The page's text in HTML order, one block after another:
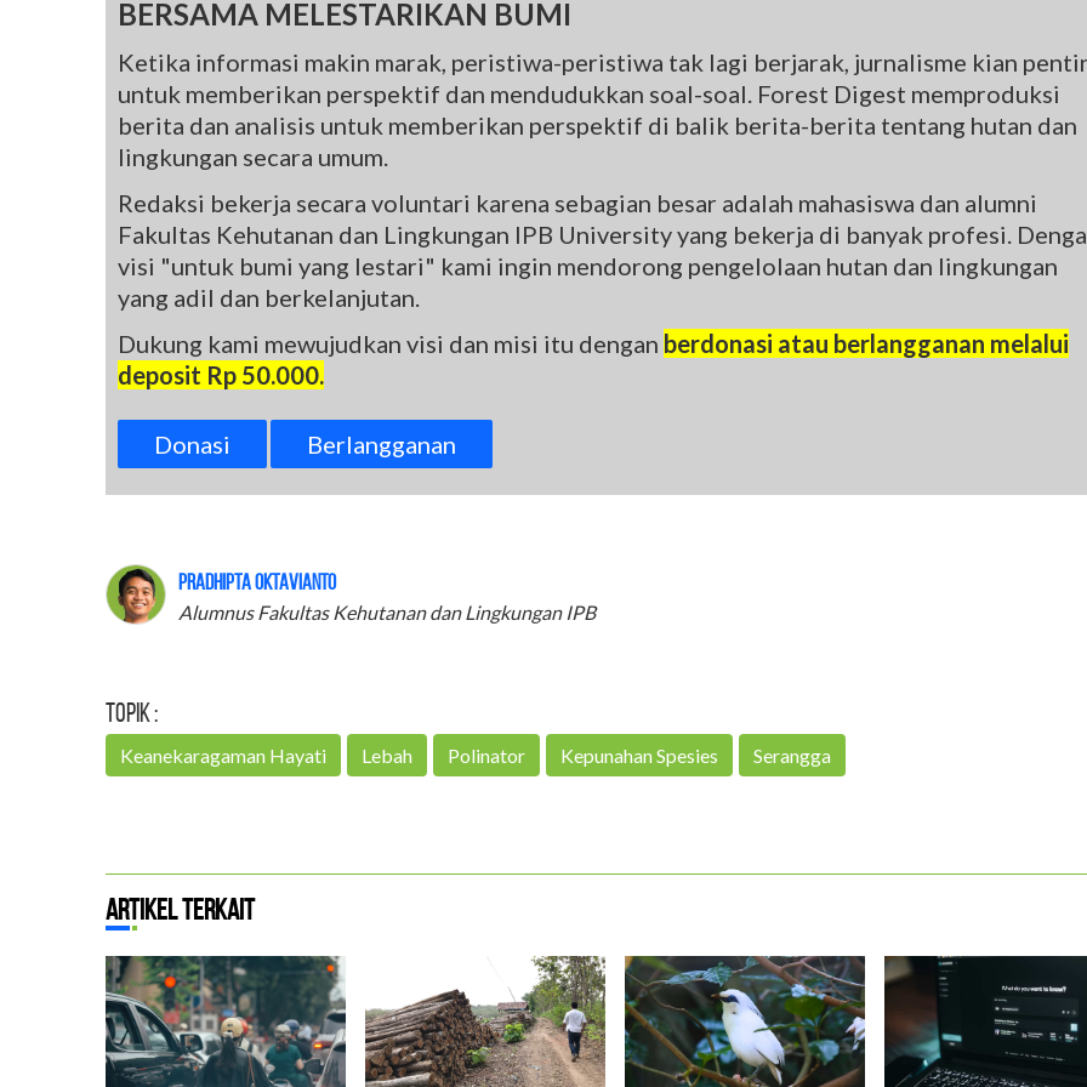
BERSAMA MELESTARIKAN BUMI
Ketika informasi makin marak, peristiwa-peristiwa tak lagi berjarak, jurnalisme kian
untuk memberikan perspektif dan mendudukkan soal-soal. Forest Digest memproduksi
berita dan analisis untuk memberikan perspektif di balik berita-berita tentang hutan dan
lingkungan secara umum.
Redaksi bekerja secara voluntari karena sebagian besar adalah mahasiswa dan alumni
Fakultas Kehutanan dan Lingkungan IPB University yang bekerja di banyak profesi.
visi "untuk bumi yang lestari" kami ingin mendorong pengelolaan hutan dan lingkungan
yang adil dan berkelanjutan.
Dukung kami mewujudkan visi dan misi itu dengan berdonasi atau berlangganan melalui
deposit Rp 50.000.
Donasi Berlangganan
Pradhipta Oktavianto
Alumnus Fakultas Kehutanan dan Lingkungan IPB
Topik :
Keanekaragaman Hayati Lebah Polinator Kepunahan Spesies Serangga
Artikel Terkait